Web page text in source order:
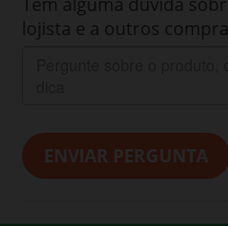
lojista e a outros
ENVIAR PERGUNTA